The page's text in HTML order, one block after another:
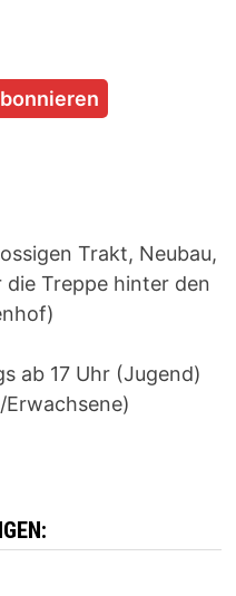
Trakt, Neubau,
die Treppe hinter den
ab 17 Uhr (Jugend)
Erwachsene)